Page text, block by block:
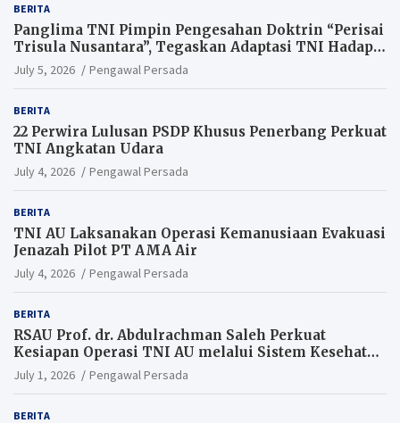
BERITA
Panglima TNI Pimpin Pengesahan Doktrin “Perisai
Trisula Nusantara”, Tegaskan Adaptasi TNI Hadapi
Perang Modern
July 5, 2026 Pengawal Persada
BERITA
22 Perwira Lulusan PSDP Khusus Penerbang Perkuat
TNI Angkatan Udara
July 4, 2026 Pengawal Persada
BERITA
TNI AU Laksanakan Operasi Kemanusiaan Evakuasi
Jenazah Pilot PT AMA Air
July 4, 2026 Pengawal Persada
BERITA
RSAU Prof. dr. Abdulrachman Saleh Perkuat
Kesiapan Operasi TNI AU melalui Sistem Kesehatan
Andal
July 1, 2026 Pengawal Persada
BERITA